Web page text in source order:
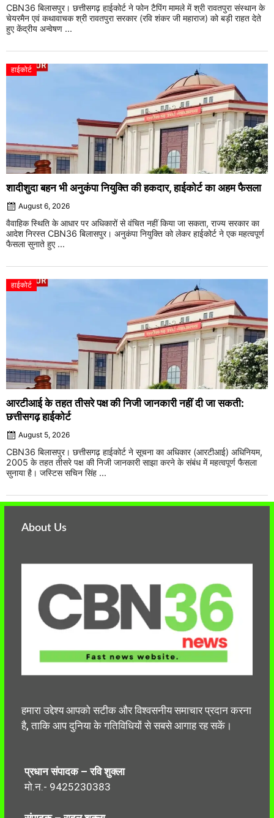
CBN36 बिलासपुर। छत्तीसगढ़ हाईकोर्ट ने फोन टैपिंग मामले में श्री रावतपुरा संस्थान के
चेयरमैन एवं कथावाचक श्री रावतपुरा सरकार (रवि शंकर जी महाराज) को बड़ी राहत देते
हुए केंद्रीय अन्वेषण ...
हाईकोर्ट
शादीशुदा बहन भी अनुकंपा नियुक्ति की हकदार, हाईकोर्ट का अहम फैसला
August 6, 2026
वैवाहिक स्थिति के आधार पर अधिकारों से वंचित नहीं किया जा सकता, राज्य सरकार का
आदेश निरस्त CBN36 बिलासपुर। अनुकंपा नियुक्ति को लेकर हाईकोर्ट ने एक महत्वपूर्ण
फैसला सुनाते हुए ...
हाईकोर्ट
आरटीआई के तहत तीसरे पक्ष की निजी जानकारी नहीं दी जा सकती:
छत्तीसगढ़ हाईकोर्ट
August 5, 2026
CBN36 बिलासपुर। छत्तीसगढ़ हाईकोर्ट ने सूचना का अधिकार (आरटीआई) अधिनियम,
2005 के तहत तीसरे पक्ष की निजी जानकारी साझा करने के संबंध में महत्वपूर्ण फैसला
सुनाया है। जस्टिस सचिन सिंह ...
About Us
हमारा उद्देश्य आपको सटीक और विश्वसनीय समाचार प्रदान करना
है, ताकि आप दुनिया के गतिविधियों से सबसे आगाह रह सकें।
प्रधान संपादक – रवि शुक्ला
मो.न.- 9425230383